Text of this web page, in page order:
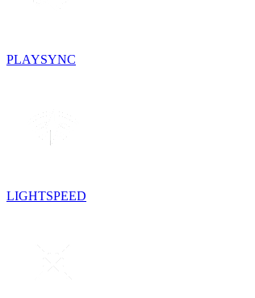
PLAYSYNC
LIGHTSPEED